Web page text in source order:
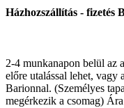
Házhozszállítás - fizetés
2-4 munkanapon belül az
előre utalással lehet, vagy
Barionnal. (Személyes
megérkezik a csomag)